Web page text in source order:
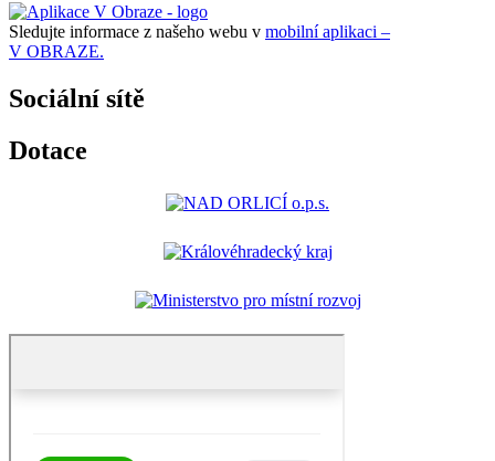
Sledujte informace z našeho webu v mobilní aplikaci –
V OBRAZE.
Sociální sítě
Dotace